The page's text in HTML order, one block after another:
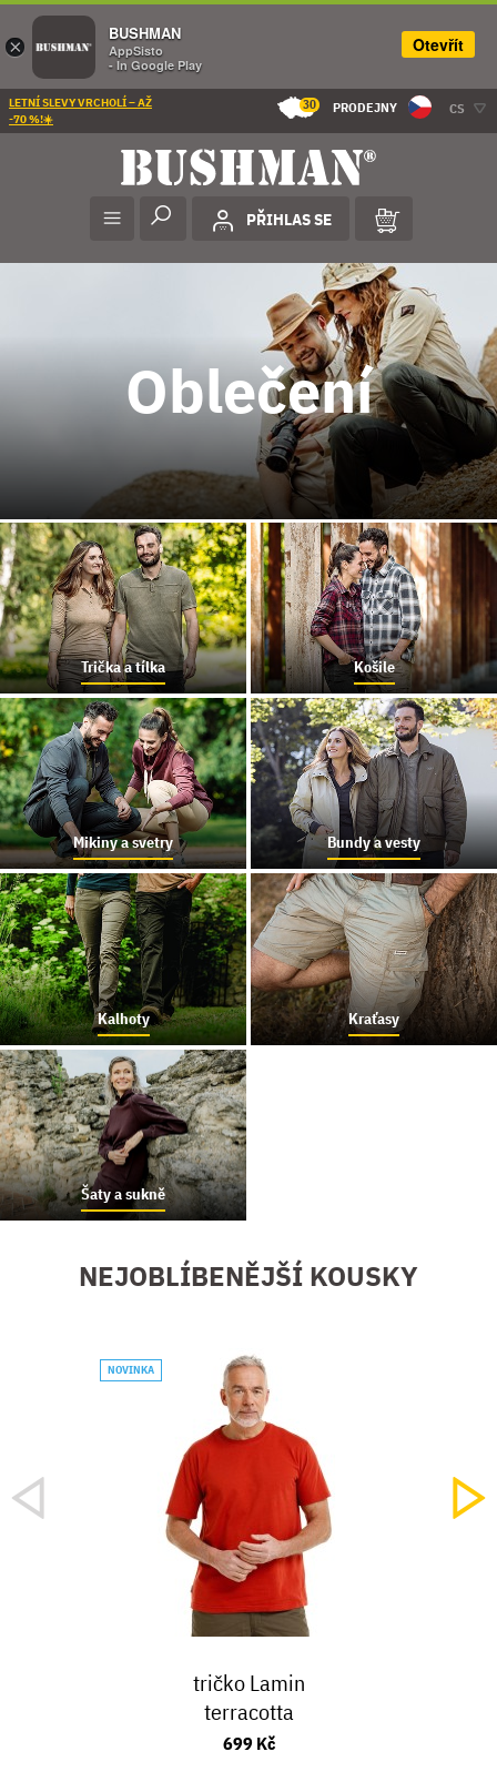
LETNÍ SLEVY VRCHOLÍ – AŽ
-70 %!☀️
30 PRODEJNY CS
PŘIHLAS SE
Oblečení
Trička a tílka Košile
Mikiny a svetry Bundy a vesty
Kalhoty Kraťasy
Šaty a sukně
NEJOBLÍBENĚJŠÍ KOUSKY
NOVINKA
tričko Lamin
terracotta
699 Kč
×
BUSHMAN
AppSisto
- In Google Play
Otevřít